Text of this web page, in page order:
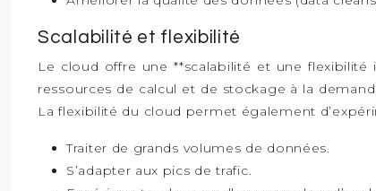
Scalabilité et flexibilité
Le cloud offre une **scalabilité et une
ressources de calcul et de stockage à la
La flexibilité du cloud permet également
Traiter de grands volumes de données.
S’adapter aux pics de trafic.